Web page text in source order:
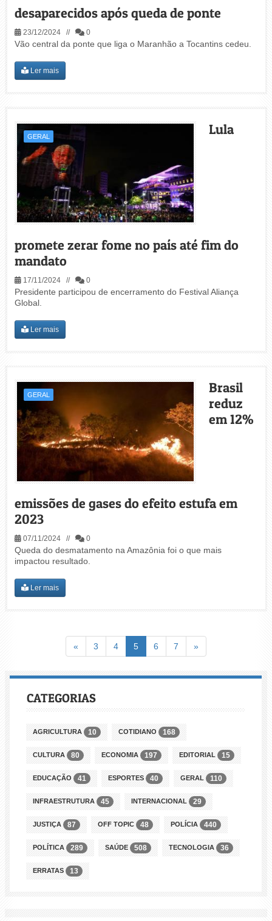
desaparecidos após queda de ponte
23/12/2024 // 0
Vão central da ponte que liga o Maranhão a Tocantins cedeu.
Ler mais
GERAL Lula
promete zerar fome no país até fim do
mandato
17/11/2024 // 0
Presidente participou de encerramento do Festival Aliança
Global.
Ler mais
GERAL
Brasil
reduz
em 12%
emissões de gases do efeito estufa em
2023
07/11/2024 // 0
Queda do desmatamento na Amazônia foi o que mais
impactou resultado.
Ler mais
« Voltar
3 4 5(atual)
6 7 »Avançar
CATEGORIAS
AGRICULTURA 10 COTIDIANO 168
CULTURA 80 ECONOMIA 197 EDITORIAL 15
EDUCAÇÃO 41 ESPORTES 40 GERAL 110
INFRAESTRUTURA 45 INTERNACIONAL 29
JUSTIÇA 87 OFF TOPIC 48 POLÍCIA 440
POLÍTICA 289 SAÚDE 508 TECNOLOGIA 36
ERRATAS 13